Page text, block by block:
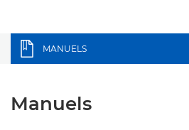
MANUELS
Manuels